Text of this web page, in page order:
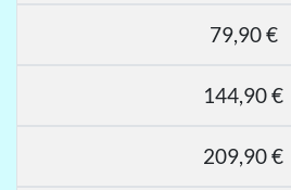
79,90 €
144,90 €
209,90 €